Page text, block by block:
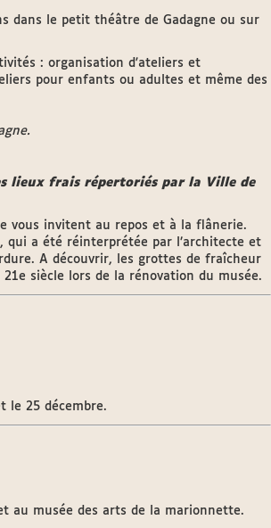
dans le petit théâtre de Gadagne ou sur
: organisation d'ateliers et
pour enfants ou adultes et même des
lieux frais répertoriés par la Ville de
vous invitent au repos et à la flânerie.
qui a été réinterprétée par l’architecte et
A découvrir, les grottes de fraîcheur
siècle lors de la rénovation du musée.
le 25 décembre.
au musée des arts de la marionnette.